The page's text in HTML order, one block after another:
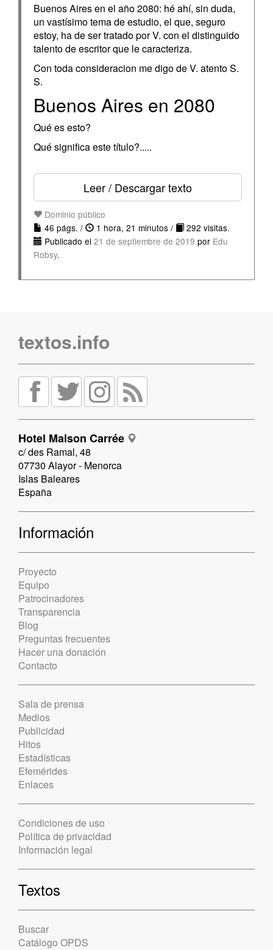
Buenos Aires en el año 2080: hé ahí, sin duda,
un vastísimo tema de estudio, el que, seguro
estoy, ha de ser tratado por V. con el distinguido
talento de escritor que le caracteriza.
Con toda consideracion me digo de V. atento S.
S.
Buenos Aires en 2080
Qué es esto?
Qué significa este título?.....
Leer / Descargar texto
Dominio público
46 págs. /
1 hora, 21 minutos /
292 visitas.
Publicado el 21 de septiembre de 2019 por Edu
Robsy.
textos.info
Hotel Maison Carrée
c/ des Ramal, 48
07730 Alayor - Menorca
Islas Baleares
España
Información
Proyecto
Equipo
Patrocinadores
Transparencia
Blog
Preguntas frecuentes
Hacer una donación
Contacto
Sala de prensa
Medios
Publicidad
Hitos
Estadísticas
Efemérides
Enlaces
Condiciones de uso
Política de privacidad
Información legal
Textos
Buscar
Catálogo OPDS